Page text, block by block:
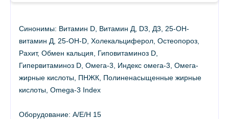
Синонимы: Витамин D, Витамин Д, D3, Д3, 25-ОН-
витамин Д, 25-OH-D, Холекальциферол, Остеопороз,
Рахит, Обмен кальция, Гиповитаминоз D,
Гипервитаминоз D, Омега-3, Индекс омега-3, Омега-
жирные кислоты, ПНЖК, Полиненасыщенные жирные
кислоты, Omega-3 Index
Оборудование: A/E/H 15